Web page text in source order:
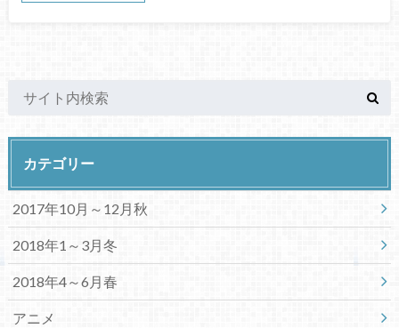
カテゴリー
2017年10月～12月秋
2018年1～3月冬
2018年4～6月春
アニメ